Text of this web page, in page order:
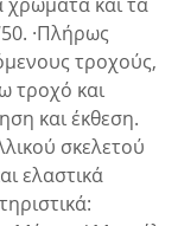
·Πλήρως
τροχούς,
τροχό και
και έκθεση.
σκελετού
ελαστικά